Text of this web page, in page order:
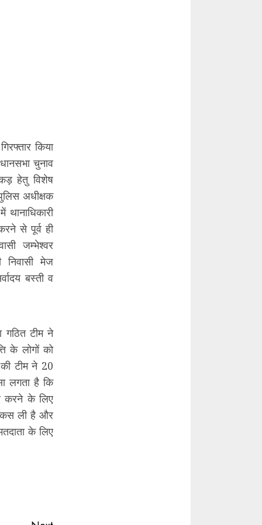
किया
चुनाव
हेतु विशेष
अधीक्षक
से पूर्व ही
जम्भेश्वर
निवासी मेज
बस्ती व
गठित टीम ने
के लोगों को
की टीम ने 20
लगता है कि
करने के लिए
कस ली है और
के लिए